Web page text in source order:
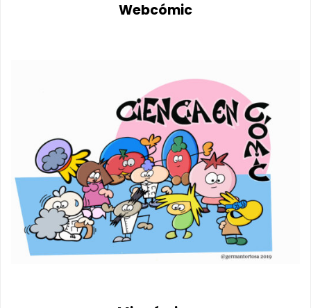
Webcómic